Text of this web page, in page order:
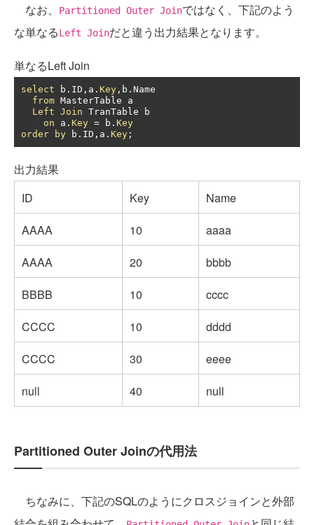
なお、 Partitioned Outer Joinではなく、下記のよう
な単なるLeft Joinだと違う出力結果となります。
単なるLeft Join
select b . ID , a . Key , b . Name
from MasterTable a
Left Join TranTable b
on a . Key = b . Key
order
by b . ID , a . Key ;
出力結果
ID
Key
Name
AAAA
10
aaaa
AAAA
20
bbbb
BBBB
10
cccc
CCCC
10
dddd
CCCC
30
eeee
null
40 null
Partitioned Outer Joinの代用法
ちなみに、下記のSQLのようにクロスジョインと外部